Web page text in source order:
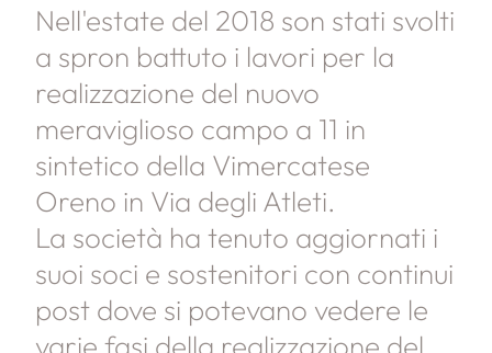
Nell'estate del 2018 son stati svolti
a spron battuto i lavori per la
realizzazione del nuovo
meraviglioso campo a 11 in
sintetico della Vimercatese
Oreno in Via degli Atleti.
La società ha tenuto aggiornati i
suoi soci e sostenitori con continui
post dove si potevano vedere le
varie fasi della realizzazione del